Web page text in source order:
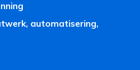
automatisering,